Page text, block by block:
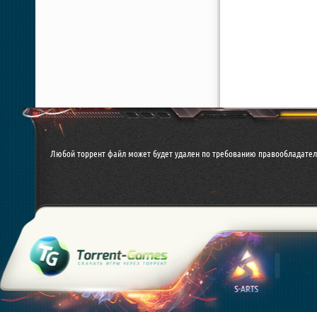
Любой торрент файл может будет удален по требованию